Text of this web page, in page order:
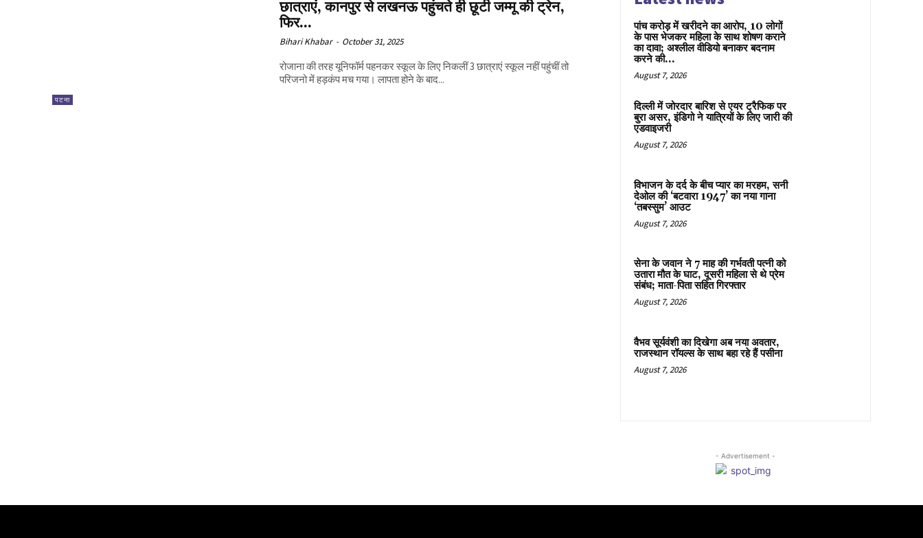
पटना
छात्राएं, कानपुर से लखनऊ पहुंचते ही छूटी जम्मू की ट्रेन,
फिर...
Bihari Khabar - October 31, 2025
रोजाना की तरह यूनिफॉर्म पहनकर स्कूल के लिए निकलीं 3 छात्राएं स्कूल नहीं पहुंचीं तो
परिजनो में हड़कंप मच गया। लापता होने के बाद...
पांच करोड़ में खरीदने का आरोप, 10 लोगों
के पास भेजकर महिला के साथ शोषण कराने
का दावा; अश्लील वीडियो बनाकर बदनाम
करने की...
August 7, 2026
दिल्ली में जोरदार बारिश से एयर ट्रैफिक पर
बुरा असर, इंडिगो ने यात्रियों के लिए जारी की
एडवाइजरी
August 7, 2026
विभाजन के दर्द के बीच प्यार का मरहम, सनी
देओल की ‘बटवारा 1947’ का नया गाना
‘तबस्सुम’ आउट
August 7, 2026
सेना के जवान ने 7 माह की गर्भवती पत्नी को
उतारा मौत के घाट, दूसरी महिला से थे प्रेम
संबंध; माता-पिता सहित गिरफ्तार
August 7, 2026
वैभव सूर्यवंशी का दिखेगा अब नया अवतार,
राजस्थान रॉयल्स के साथ बहा रहे हैं पसीना
August 7, 2026
- Advertisement -